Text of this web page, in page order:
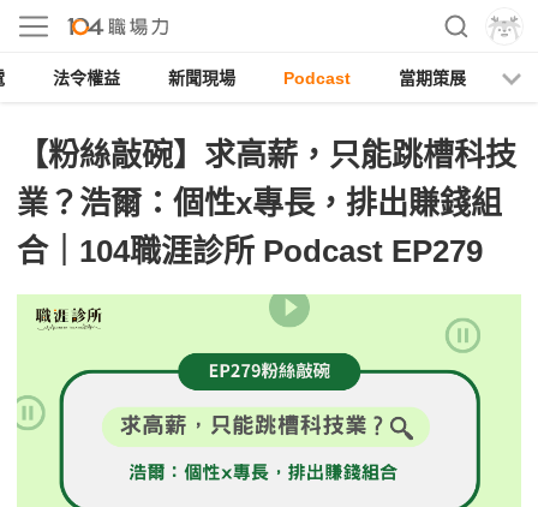
法令權益 新聞現場 Podcast 當期策展
【粉絲敲碗】求高薪，只能跳槽科技
業？浩爾：個性x專長，排出賺錢組
合｜104職涯診所 Podcast EP279